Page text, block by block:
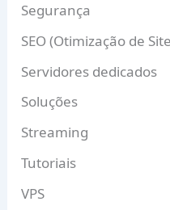
Segurança
SEO (Otimização de
Servidores dedicados
Soluções
Streaming
Tutoriais
VPS